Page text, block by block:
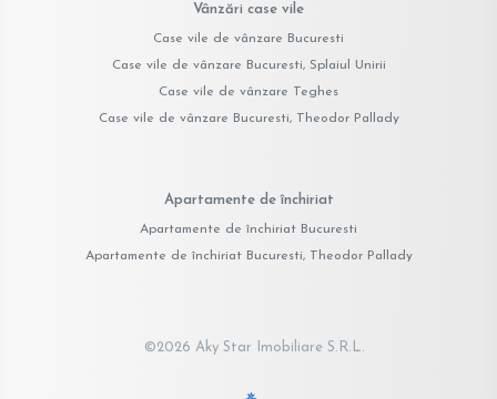
Vânzări case vile
Case vile de vânzare Bucuresti
Case vile de vânzare Bucuresti, Splaiul Unirii
Case vile de vânzare Teghes
Case vile de vânzare Bucuresti, Theodor Pallady
Apartamente de închiriat
Apartamente de închiriat Bucuresti
Apartamente de închiriat Bucuresti, Theodor Pallady
©2026 Aky Star Imobiliare S.R.L.